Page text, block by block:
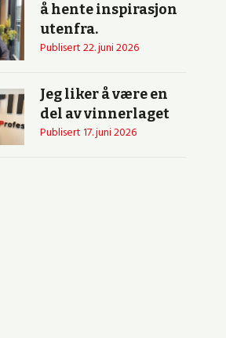
å hente inspirasjon
utenfra.
Publisert22. juni 2026
Jeg liker å være en
del av vinnerlaget
Publisert17. juni 2026